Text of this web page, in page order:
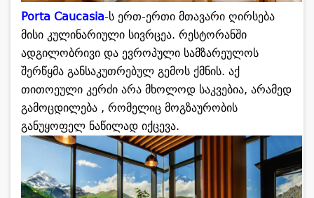
Porta Caucasia-ს ერთ-ერთი მთავარი ღირსება
მისი კულინარიული სივრცეა. რესტორანში
ადგილობრივი და ევროპული სამზარეულოს
შერწყმა განსაკუთრებულ გემოს ქმნის. აქ
თითოეული კერძი არა მხოლოდ საკვებია, არამედ
გამოცდილება , რომელიც მოგზაურობის
განუყოფელ ნაწილად იქცევა.